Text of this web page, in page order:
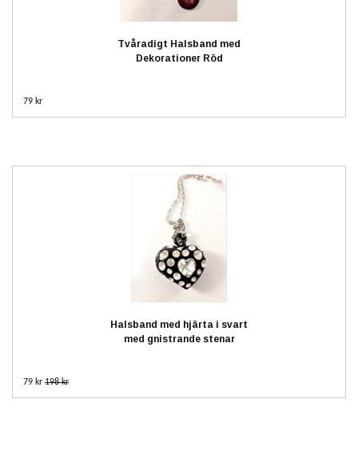
Tvåradigt Halsband med
Dekorationer Röd
79 kr
Halsband med hjärta i svart
med gnistrande stenar
79 kr 198 kr